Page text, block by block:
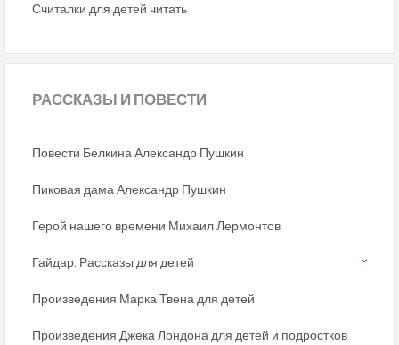
Считалки для детей читать
РАССКАЗЫ И ПОВЕСТИ
Повести Белкина Александр Пушкин
Пиковая дама Александр Пушкин
Герой нашего времени Михаил Лермонтов
Гайдар. Рассказы для детей
Произведения Марка Твена для детей
Произведения Джека Лондона для детей и подростков